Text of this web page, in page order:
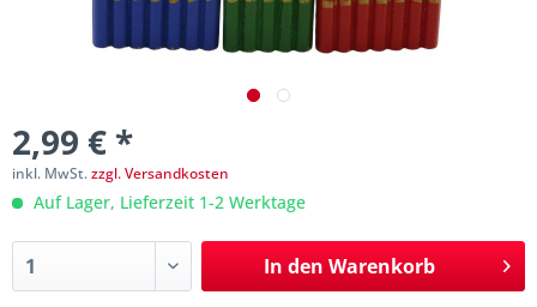
2,99 € *
inkl. MwSt.zzgl. Versandkosten
Auf Lager, Lieferzeit 1-2 Werktage
In den Warenkorb